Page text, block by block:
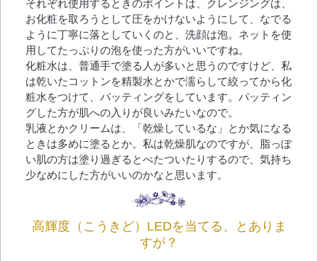
それぞれ使用するときのポイントは、クレンジングは、
お化粧を取ろうとして圧をかけないようにして、なでる
ように丁寧に落としていくのと、洗顔は泡。ネットを使
用してたっぷりの泡を使った方がいいですね。
化粧水は、普通手で塗る人が多いと思うのですけど、私
は乾いたコットンを精製水とかで濡らして絞ってから化
粧水をつけて、パッティングをしています。パッティン
グした方が肌への入りが良いみたいなので。
乳液とかクリームは、「乾燥しているな」とか気になる
ときは多めに塗るとか。私は乾燥肌なのですが、脂っぽ
い肌の方は塗り過ぎるとべたついたりするので、気持ち
少なめにした方がいいのかなと思います。
高輝度（こうきど）LEDを当てる、とありま
すが？